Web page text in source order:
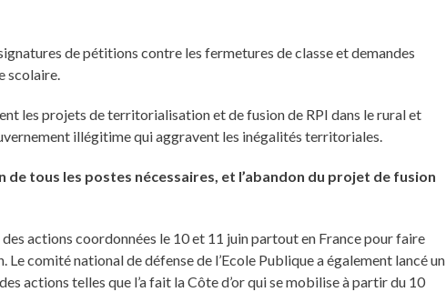
de pétitions contre les fermetures de classe et demandes
scolaire.
les projets de territorialisation et de fusion de RPI dans le rural et
illégitime qui aggravent les inégalités territoriales.
tous les postes nécessaires, et l’abandon du projet de fusion
actions coordonnées le 10 et 11 juin partout en France pour faire
Le comité national de défense de l’Ecole Publique a également lancé un
actions telles que l’a fait la Côte d’or qui se mobilise à partir du 10